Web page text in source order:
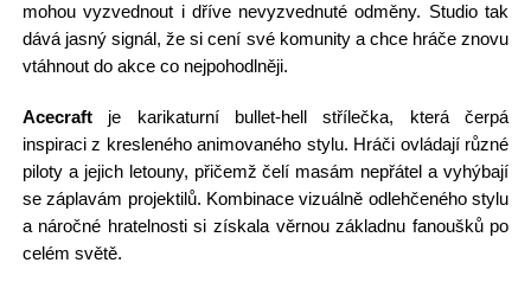
mohou vyzvednout i dříve nevyzvednuté odměny. Studio tak
dává jasný signál, že si cení své komunity a chce hráče znovu
vtáhnout do akce co nejpohodlněji.
Acecraftje karikaturní bullet-hell střílečka, která čerpá
inspiraci z kresleného animovaného stylu. Hráči ovládají různé
piloty a jejich letouny, přičemž čelí masám nepřátel a vyhýbají
se záplavám projektilů. Kombinace vizuálně odlehčeného stylu
a náročné hratelnosti si získala věrnou základnu fanoušků po
celém světě.